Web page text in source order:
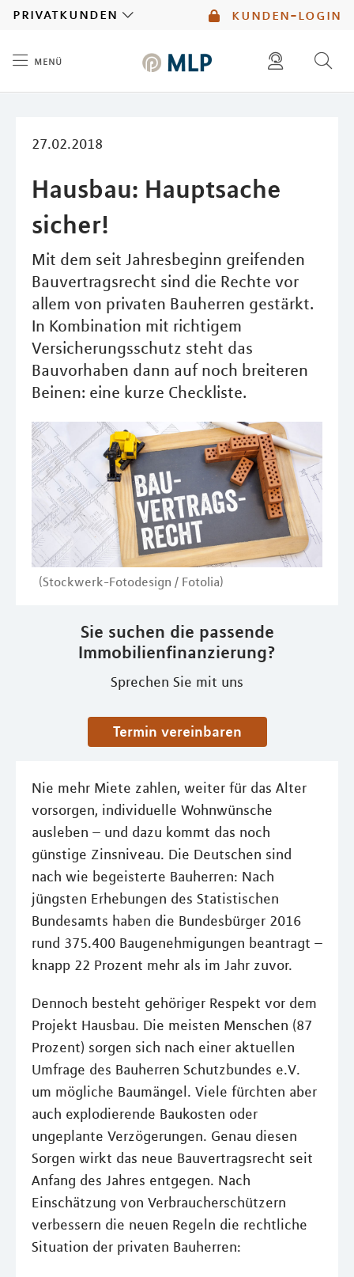
kunden-login
privatkunden
menü
27.02.2018
Hausbau: Hauptsache
sicher!
Mit dem seit Jahresbeginn greifenden
Bauvertragsrecht sind die Rechte vor
allem von privaten Bauherren gestärkt.
In Kombination mit richtigem
Versicherungsschutz steht das
Bauvorhaben dann auf noch breiteren
Beinen: eine kurze Checkliste.
(Stockwerk-Fotodesign / Fotolia)
Sie suchen die passende
Immobilienfinanzierung?
Sprechen Sie mit uns
Termin vereinbaren
Nie mehr Miete zahlen, weiter für das Alter
vorsorgen, individuelle Wohnwünsche
ausleben – und dazu kommt das noch
günstige Zinsniveau. Die Deutschen sind
nach wie begeisterte Bauherren: Nach
jüngsten Erhebungen des Statistischen
Bundesamts haben die Bundesbürger 2016
rund 375.400 Baugenehmigungen beantragt –
knapp 22 Prozent mehr als im Jahr zuvor.
Dennoch besteht gehöriger Respekt vor dem
Projekt Hausbau. Die meisten Menschen (87
Prozent) sorgen sich nach einer aktuellen
Umfrage des Bauherren Schutzbundes e.V.
um mögliche Baumängel. Viele fürchten aber
auch explodierende Baukosten oder
ungeplante Verzögerungen. Genau diesen
Sorgen wirkt das neue Bauvertragsrecht seit
Anfang des Jahres entgegen. Nach
Einschätzung von Verbraucherschützern
verbessern die neuen Regeln die rechtliche
Situation der privaten Bauherren: